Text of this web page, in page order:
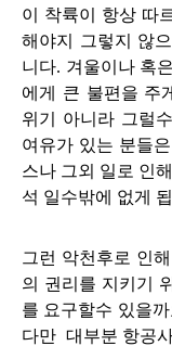
이 착륙이 항상 따
해야지 그렇지 않
니다. 겨울이나 혹
에게 큰 불편을 주
위기 아니라 그럴
여유가 있는 분들
스나 그외 일로 인
석 일수밖에 없게
그런 악천후로 인
의 권리를 지키기
를 요구할수 있을
다만 대부분 항공